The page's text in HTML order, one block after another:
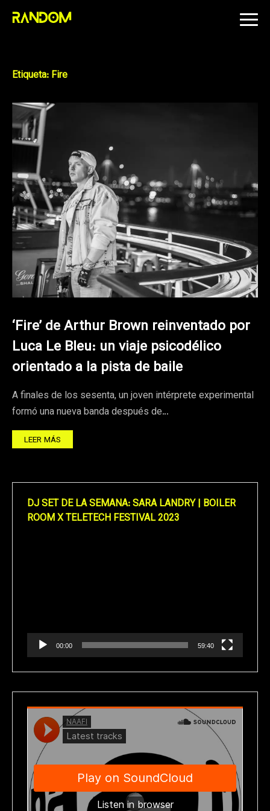
Skip
Etiqueta: Fire
‘Fire’ de Arthur Brown reinventado por
Luca Le Bleu: un viaje psicodélico
orientado a la pista de baile
A finales de los sesenta, un joven intérprete experimental
formó una nueva banda después de…
LEER MÁS
DJ SET DE LA SEMANA: SARA LANDRY | BOILER
ROOM X TELETECH FESTIVAL 2023
00:00 59:40